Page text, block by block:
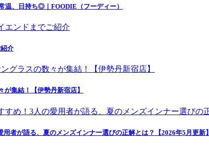
温、日持ち◎｜FOODIE（フーディー）
介
集結！【伊勢丹新宿店】
者が語る、夏のメンズインナー選びの正解とは？【2026年5月更新】